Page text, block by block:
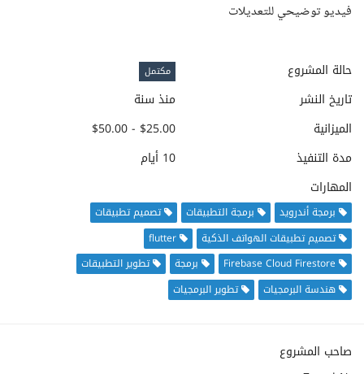
فيديو توضيحي للتعديلات
حالة المشروع مكتمل
تاريخ النشر
منذ سنة
الميزانية
$25.00 - $50.00
مدة التنفيذ
10 أيام
المهارات
برمجة أندرويد برمجة التطبيقات
تصميم تطبيقات
تصميم تطبيقات الهواتف الذكية
flutter
Firebase Cloud Firestore
برمجة
تطوير التطبيقات
هندسة البرمجيات
تطوير البرمجيات
صاحب المشروع